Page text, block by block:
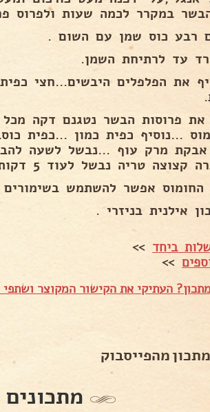
במקרר לכמה שעות ולפרוס
רבע כוס שמן עם השום .
עד לרתיחת השמן.
את הפלפלים היבשים...חצי
את פרוסות הבשר נטגנם דקה
מרק עוף ...נבשל לשעה
קצוצה טריה נבשל לעוד 5 דקות ! .
החומוס אפשר להשתמש
אילנית בניזרי .
ביחד >>
>>
העתיקי את הקישור המקוצר
מהפייסבוק